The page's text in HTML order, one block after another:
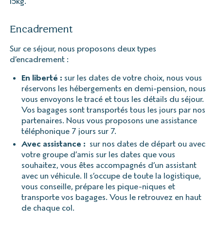
Encadrement
Sur ce séjour, nous proposons deux types
d’encadrement :
En liberté : sur les dates de votre choix, nous vous
réservons les hébergements en demi-pension, nous
vous envoyons le tracé et tous les détails du séjour.
Vos bagages sont transportés tous les jours par nos
partenaires. Nous vous proposons une assistance
téléphonique 7 jours sur 7.
Avec assistance : sur nos dates de départ ou avec
votre groupe d’amis sur les dates que vous
souhaitez, vous êtes accompagnés d’un assistant
avec un véhicule. Il s’occupe de toute la logistique,
vous conseille, prépare les pique-niques et
transporte vos bagages. Vous le retrouvez en haut
de chaque col.